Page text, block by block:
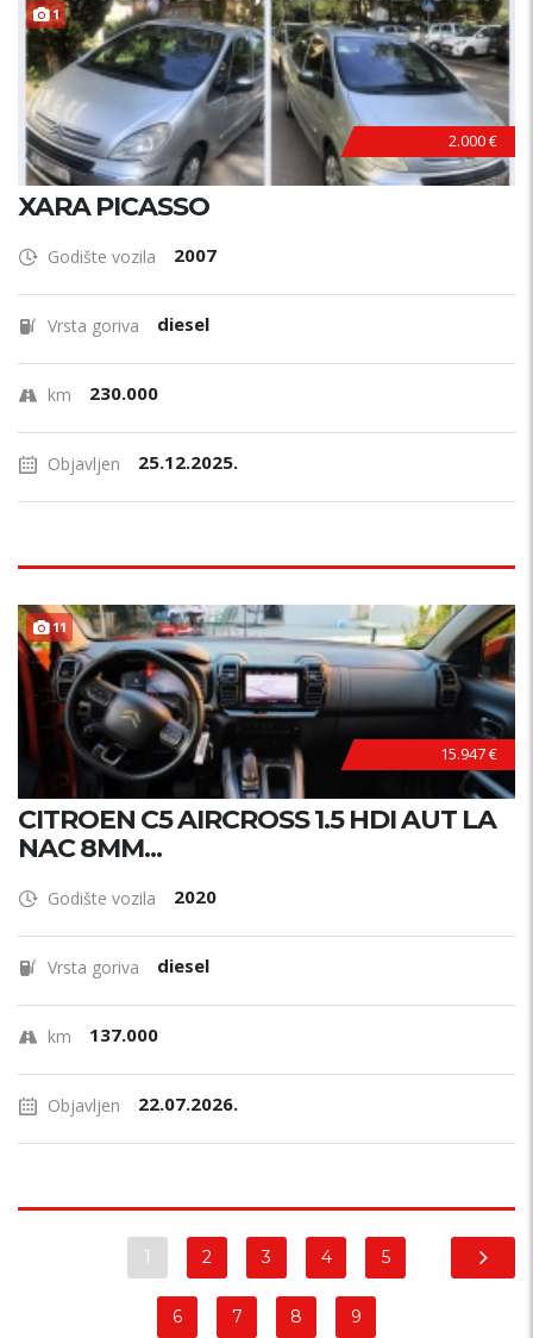
1
2.000 €
XARA PICASSO
Godište vozila 2007
Vrsta goriva diesel
km 230.000
Objavljen 25.12.2025.
11
15.947 €
CITROEN C5 AIRCROSS 1.5 HDI AUT LA
NAC 8MM...
Godište vozila 2020
Vrsta goriva diesel
km 137.000
Objavljen 22.07.2026.
1 2 3 4 5
6 7 8 9